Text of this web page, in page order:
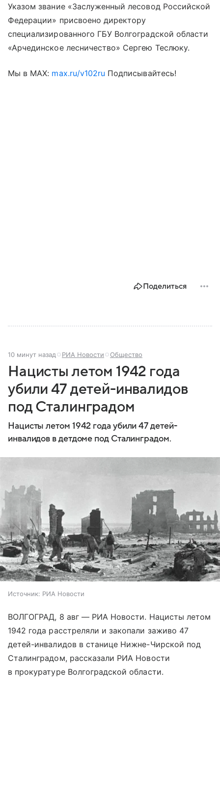
Указом звание «Заслуженный лесовод Российской
Федерации» присвоено директору
специализированного ГБУ Волгоградской области
«Арчединское лесничество» Сергею Теслюку.
Мы в МАХ: max.ru/v102ru Подписывайтесь!
Поделиться
10 минут назад РИА Новости Общество
Нацисты летом 1942 года
убили 47 детей-инвалидов
под Сталинградом
Нацисты летом 1942 года убили 47 детей-
инвалидов в детдоме под Сталинградом.
Источник: РИА Новости
ВОЛГОГРАД, 8 авг — РИА Новости. Нацисты летом
1942 года расстреляли и закопали заживо 47
детей-инвалидов в станице Нижне-Чирской под
Сталинградом, рассказали РИА Новости
в прокуратуре Волгоградской области.